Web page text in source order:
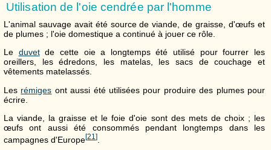
Utilisation de l'oie cendrée par l'homme
L'animal sauvage avait été source de viande, de graisse, d'œufs et
de plumes ; l'oie domestique a continué à jouer ce rôle.
Le duvetde cette oie a longtemps été utilisé pour fourrer les
oreillers, les édredons, les matelas, les sacs de couchage et
vêtements matelassés.
Les rémiges ont aussi été utilisées pour produire des plumes pour
écrire.
La viande, la graisse et le foie d'oie sont des mets de choix ; les
œufs ont aussi été consommés pendant longtemps dans les
campagnes d'Europe[21]